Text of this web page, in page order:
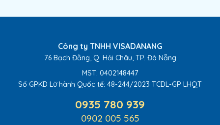
Công ty TNHH VISADANANG
76 Bạch Đằng, Q. Hải Châu, TP. Đà Nẵng
MST: 0402148447
Số GPKD Lữ hành Quốc tế: 48-244/2023 TCDL-GP LHQT
0935 780 939
0902 005 565